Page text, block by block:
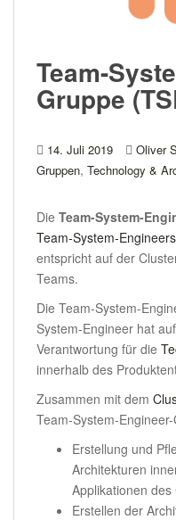
Team-
Gruppe
14. Juli 2019 Oliver
Gruppen, Technology &
Die Team-System-
Team-System-Engineers
entspricht auf der
Teams.
Die Team-System-
System-Engineer hat
Verantwortung für die
innerhalb des
Zusammen mit dem
Team-System-
Erstellung und
Architekturen
Applikationen des
Erstellen der